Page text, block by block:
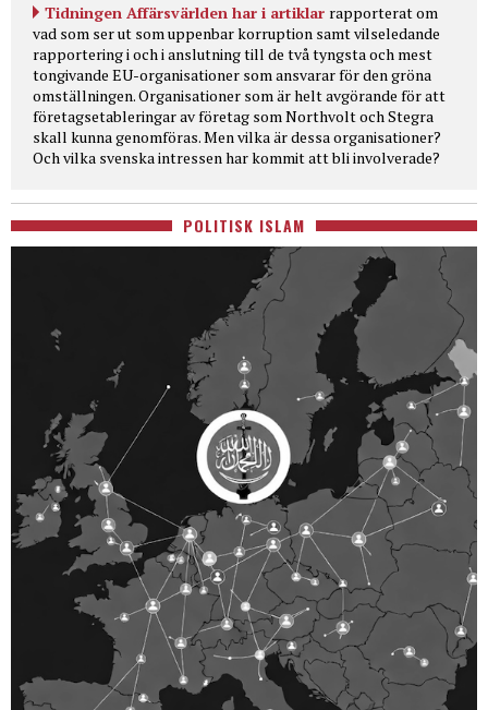
Tidningen Affärsvärlden har i artiklar rapporterat om
vad som ser ut som uppenbar korruption samt vilseledande
rapportering i och i anslutning till de två tyngsta och mest
tongivande EU-organisationer som ansvarar för den gröna
omställningen. Organisationer som är helt avgörande för att
företagsetableringar av företag som Northvolt och Stegra
skall kunna genomföras. Men vilka är dessa organisationer?
Och vilka svenska intressen har kommit att bli involverade?
POLITISK ISLAM